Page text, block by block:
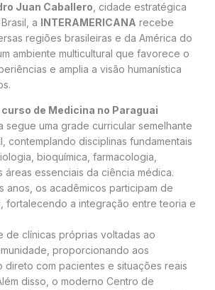
Juan Caballero , cidade estratégica
a INTERAMERICANA recebe
regiões brasileiras e da América do
ambiente multicultural que favorece o
e amplia a visão humanística
de Medicina no Paraguai
segue uma grade curricular semelhante
contemplando disciplinas fundamentais
bioquímica, farmacologia,
áreas essenciais da ciência médica.
anos, os acadêmicos participam de
fortalecendo a integração entre teoria e
de clínicas próprias voltadas ao
proporcionando aos
direto com pacientes e situações reais
disso, o moderno Centro de